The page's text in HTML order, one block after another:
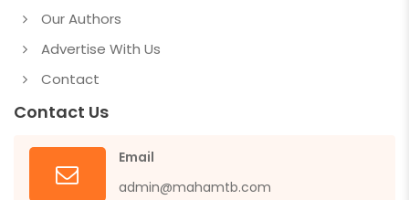
Our Authors
Advertise With Us
Contact
Contact Us
Email
admin@mahamtb.com